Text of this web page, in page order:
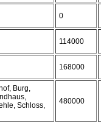
0
114000
168000
Burg,
Schloss,
480000